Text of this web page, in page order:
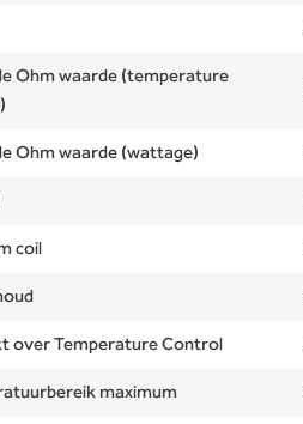
Ohm waarde (temperature
Ohm waarde (wattage)
coil
over Temperature Control
maximum